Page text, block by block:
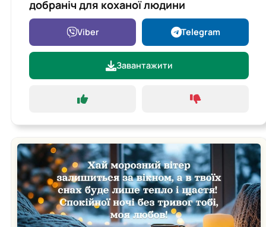
добраніч для коханої людини
Viber Telegram
Завантажити